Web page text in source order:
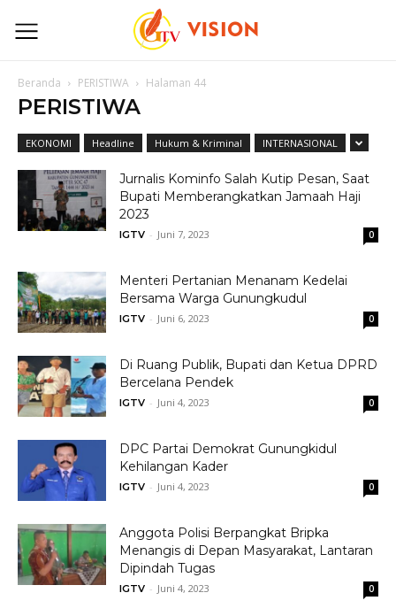
Beranda PERISTIWA Halaman 44
PERISTIWA
EKONOMI Headline Hukum & Kriminal INTERNASIONAL
Jurnalis Kominfo Salah Kutip Pesan, Saat
Bupati Memberangkatkan Jamaah Haji
2023
IGTV - Juni 7, 2023 0
Menteri Pertanian Menanam Kedelai
Bersama Warga Gunungkudul
IGTV - Juni 6, 2023 0
Di Ruang Publik, Bupati dan Ketua DPRD
Bercelana Pendek
IGTV - Juni 4, 2023 0
DPC Partai Demokrat Gunungkidul
Kehilangan Kader
IGTV - Juni 4, 2023 0
Anggota Polisi Berpangkat Bripka
Menangis di Depan Masyarakat, Lantaran
Dipindah Tugas
IGTV - Juni 4, 2023 0